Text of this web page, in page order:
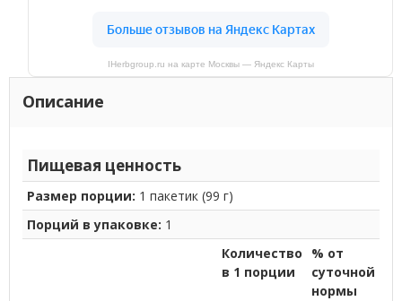
IHerbgroup.ru на карте Москвы — Яндекс Карты
Описание
Пищевая ценность
Размер порции: 1 пакетик (99 г)
Порций в упаковке: 1
Количество
в 1 порции
% от
суточной
нормы